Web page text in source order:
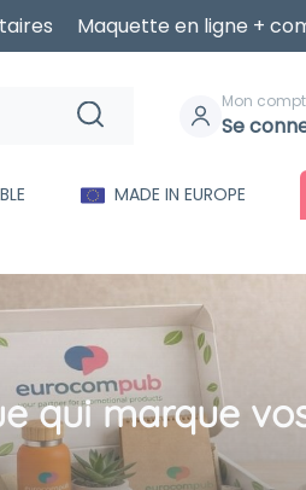
Maquette en ligne +
Mon
Se
MADE IN EUROPE
qui marque